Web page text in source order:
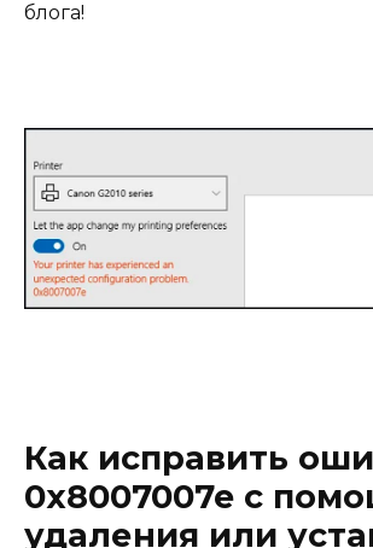
блога!
Как исправить
0x8007007e с
удаления или